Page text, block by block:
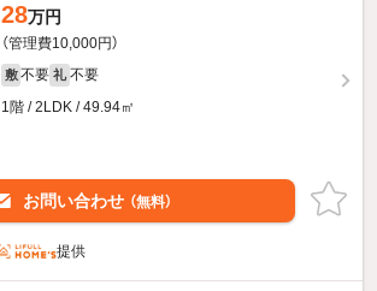
28万円
（管理費10,000円）
敷 不要 礼 不要
1階 / 2LDK / 49.94㎡
お問い合わせ （無料）
提供